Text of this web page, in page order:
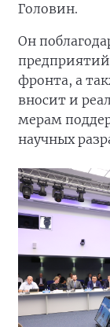
Головин.
Он
фронта, а
вносит и
мерам
научных